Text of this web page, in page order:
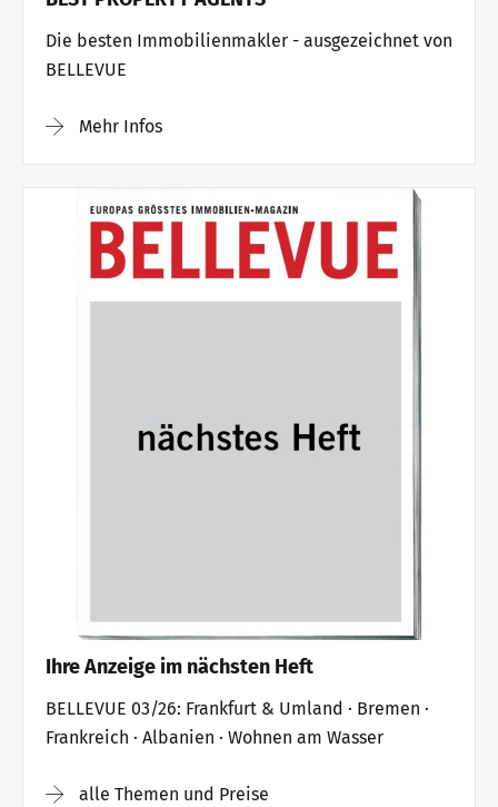
Die besten Immobilienmakler - ausgezeichnet von
BELLEVUE
Mehr Infos
Ihre Anzeige im nächsten Heft
BELLEVUE 03/26: Frankfurt & Umland · Bremen ·
Frankreich · Albanien · Wohnen am Wasser
alle Themen und Preise